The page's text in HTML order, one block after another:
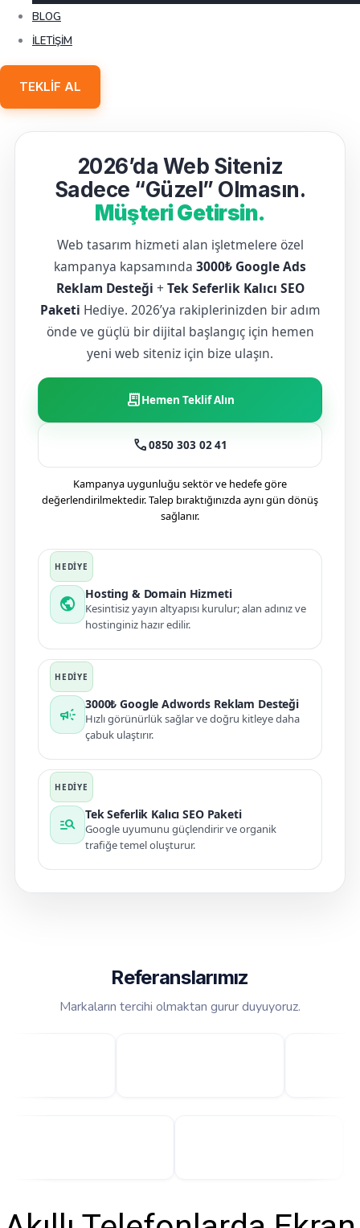
BLOG
İLETIŞIM
TEKLIF AL
2026’da Web Siteniz
Sadece “Güzel” Olmasın.
Müşteri Getirsin.
Web tasarım hizmeti alan işletmelere özel
kampanya kapsamında 3000₺ Google Ads
Reklam Desteği + Tek Seferlik Kalıcı SEO
Paketi Hediye. 2026’ya rakiplerinizden bir adım
önde ve güçlü bir dijital başlangıç için hemen
yeni web siteniz için bize ulaşın.
receipt_longHemen Teklif Alın
call0850 303 02 41
Kampanya uygunluğu sektör ve hedefe göre
değerlendirilmektedir. Talep bıraktığınızda aynı gün dönüş
sağlanır.
public
Hosting & Domain Hizmeti
Kesintisiz yayın altyapısı kurulur; alan adınız ve
hostinginiz hazır edilir.
campaign
3000₺ Google Adwords Reklam Desteği
Hızlı görünürlük sağlar ve doğru kitleye daha
çabuk ulaştırır.
manage_search
Tek Seferlik Kalıcı SEO Paketi
Google uyumunu güçlendirir ve organik
trafiğe temel oluşturur.
Referanslarımız
Markaların tercihi olmaktan gurur duyuyoruz.